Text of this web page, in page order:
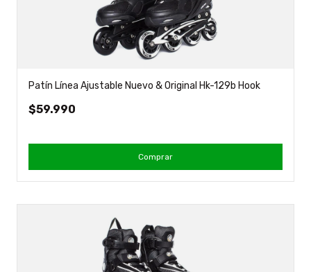
Patín Línea Ajustable Nuevo & Original Hk-129b Hook
$59.990
Comprar